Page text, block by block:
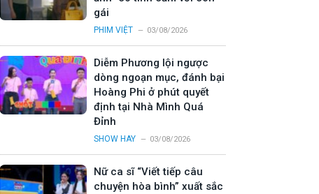
gái
PHIM VIỆT 03/08/2026
Diễm Phương lội ngược
dòng ngoạn mục, đánh bại
Hoàng Phi ở phút quyết
định tại Nhà Mình Quá
Đỉnh
SHOW HAY 03/08/2026
Nữ ca sĩ “Viết tiếp câu
chuyện hòa bình” xuất sắc